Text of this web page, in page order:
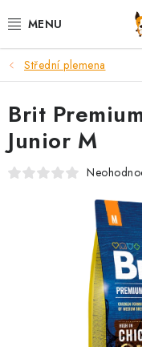
na
DOPORUČUJEME
VÝPRODEJ SKLADU
PSI
PRO CHOVATELE
Střední plemena
Brit
Junior M